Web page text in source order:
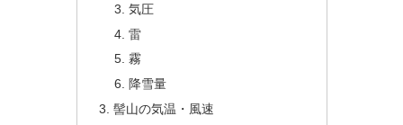
気圧
雷
霧
降雪量
髻山の気温・風速